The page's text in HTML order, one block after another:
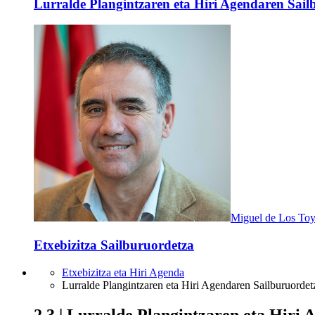
Lurralde Plangintzaren eta Hiri Agendaren
Miguel de Los
Etxebizitza Sailburuordetza
Etxebizitza eta Hiri Agenda
Lurralde Plangintzaren eta Hiri Agendaren